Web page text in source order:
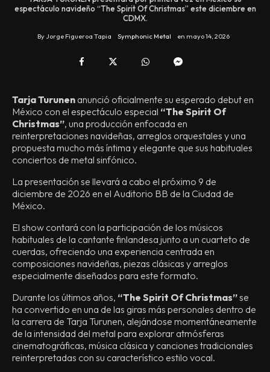
espectáculo navideño “The Spirit Of Christmas” este diciembre en
CDMX.
By Jorge Figueroa Tapia Symphonic Metal en mayo 14, 2026
Tarja Turunen anunció oficialmente su esperado debut en
México con el espectáculo especial “The Spirit Of
Christmas”, una producción enfocada en
reinterpretaciones navideñas, arreglos orquestales y una
propuesta mucho más íntima y elegante que sus habituales
conciertos de metal sinfónico.
La presentación se llevará a cabo el próximo 9 de
diciembre de 2026 en el Auditorio BB de la Ciudad de
México.
El show contará con la participación de los músicos
habituales de la cantante finlandesa junto a un cuarteto de
cuerdas, ofreciendo una experiencia centrada en
composiciones navideñas, piezas clásicas y arreglos
especialmente diseñados para este formato.
Durante los últimos años, “The Spirit Of Christmas”se
ha convertido en una de las giras más personales dentro de
la carrera de Tarja Turunen, alejándose momentáneamente
de la intensidad del metal para explorar atmósferas
cinematográficas, música clásica y canciones tradicionales
reinterpretadas con su característico estilo vocal.